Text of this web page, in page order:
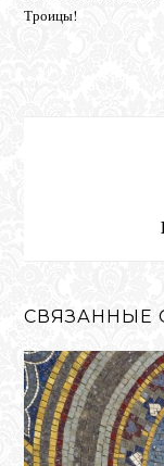
Троицы!
СВЯЗАННЫЕ